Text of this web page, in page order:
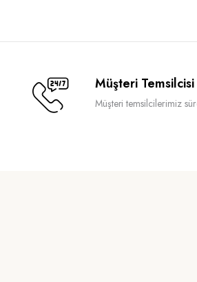
Müşteri Temsilcisi
Müşteri temsilcilerimiz